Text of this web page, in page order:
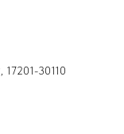
17201-30110